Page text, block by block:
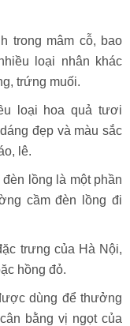
trong mâm cỗ, bao
loại nhân khác
trứng muối.
loại hoa quả tươi
đẹp và màu sắc
lê.
lồng là một phần
cầm đèn lồng đi
trưng của Hà Nội,
hồng đỏ.
dùng để thưởng
bằng vị ngọt của